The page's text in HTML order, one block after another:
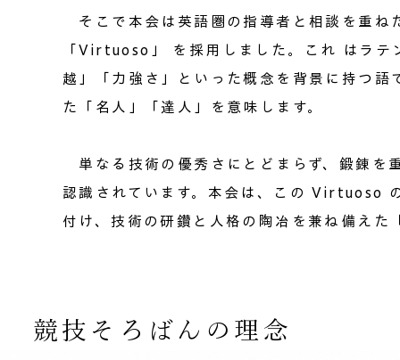
そこで本会は英語圏の指導者と相談を重ね
「Virtuoso」 を採用しました。これ はラテ
越」「力強さ」といった概念を背景に持つ
た「名人」「達人」を意味します。
単なる技術の優秀さにとどまらず、鍛錬を
認識されています。本会は、この Virtuoso
付け、技術の研鑽と人格の陶冶を兼ね備えた
競技そろばんの理念